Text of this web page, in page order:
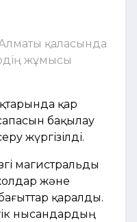
қаласында
жұмысы
қар
бақылау
жүргізілді.
магистральды
және
қаралды.
нысандардың